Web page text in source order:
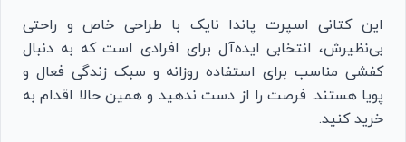
این کتانی اسپرت پاندا نایک با طراحی خاص و راحتی
بی‌نظیرش، انتخابی ایده‌آل برای افرادی است که به دنبال
کفشی مناسب برای استفاده روزانه و سبک زندگی فعال و
پویا هستند. فرصت را از دست ندهید و همین حالا اقدام به
خرید کنید.